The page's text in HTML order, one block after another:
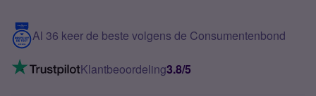
5G internet
Mobiel internet
Mobiel abonnement
Contact
VoLTE 4G bellen
Al 36 keer de beste volgens de Consumentenbond
Klantbeoordeling3.8/5